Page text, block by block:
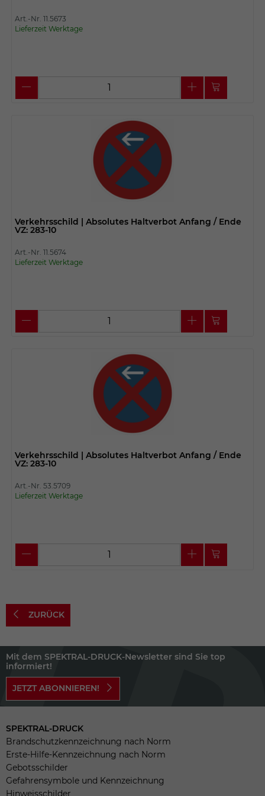
Art.-Nr. 11.5673
Lieferzeit Werktage
Verkehrsschild | Absolutes Haltverbot Anfang / Ende
VZ: 283-10
Art.-Nr. 11.5674
Lieferzeit Werktage
Verkehrsschild | Absolutes Haltverbot Anfang / Ende
VZ: 283-10
Art.-Nr. 53.5709
Lieferzeit Werktage
ZURÜCK
Mit dem SPEKTRAL-DRUCK-Newsletter sind Sie top
informiert!
JETZT ABONNIEREN!
SPEKTRAL-DRUCK
Brandschutzkennzeichnung nach Norm
Erste-Hilfe-Kennzeichnung nach Norm
Gebotsschilder
Gefahrensymbole und Kennzeichnung
Hinweisschilder